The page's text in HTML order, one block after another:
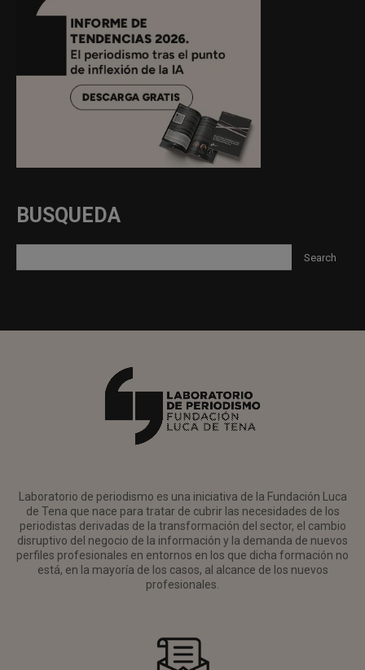
BUSQUEDA
Laboratorio de periodismo es una iniciativa de la Fundación Luca
de Tena que nace para tratar de cubrir las necesidades de los
periodistas derivadas de la transformación del sector, el cambio
disruptivo del negocio de la información y la demanda de nuevos
perfiles profesionales en entornos en los que dicha formación no
está, en la mayoría de los casos, al alcance de los nuevos
profesionales.